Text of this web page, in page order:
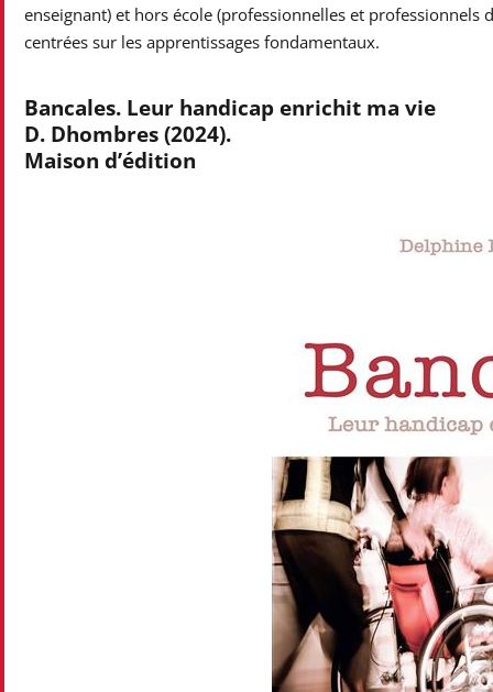
enseignant) et hors école (professionnelles et
centrées sur les apprentissages fondamentaux.
Bancales. Leur handicap enrichit ma vie
D. Dhombres (2024).
Maison d’édition